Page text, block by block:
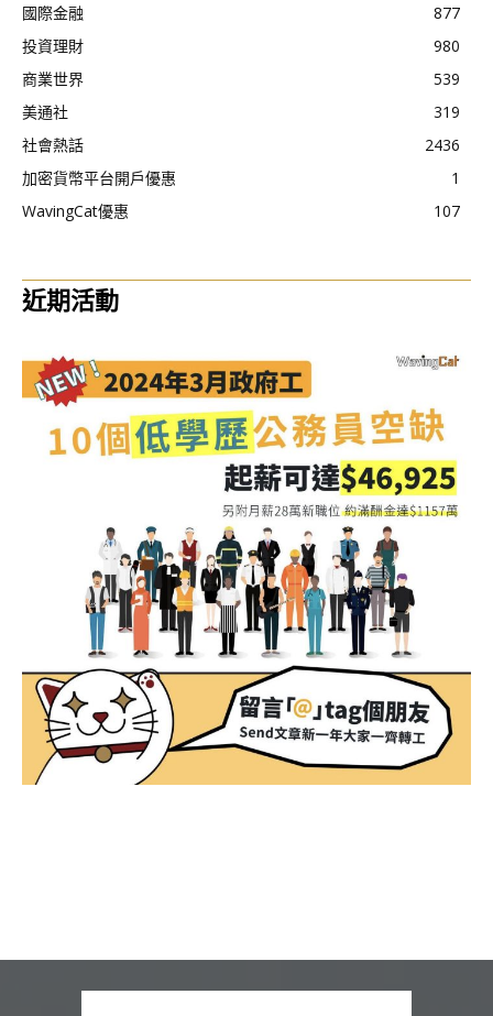
國際金融
877
投資理財
980
商業世界
539
美通社
319
社會熱話
2436
加密貨幣平台開戶優惠
1
WavingCat優惠
107
近期活動